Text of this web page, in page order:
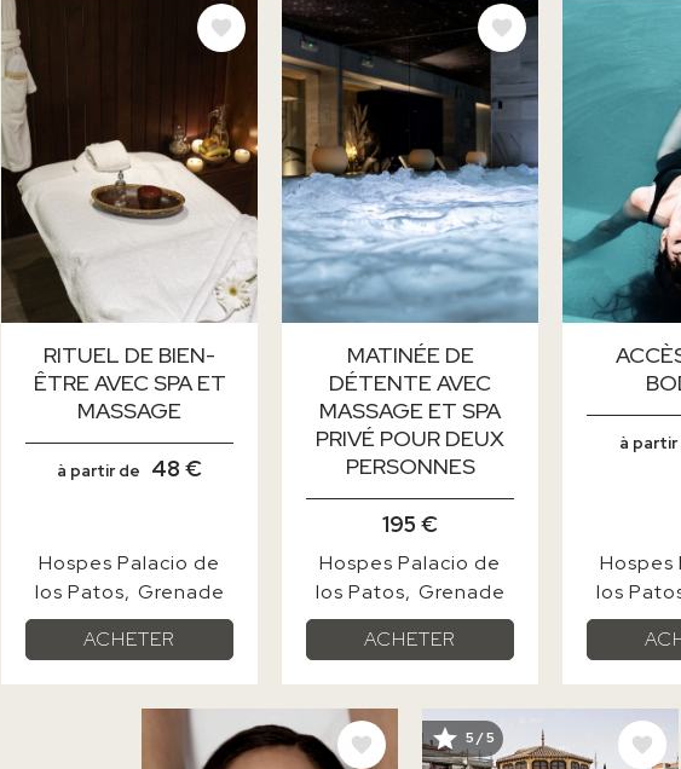
IMAGE
RITUEL DE BIEN-
ÊTRE AVEC SPA ET
MASSAGE
à partir de 48 €
Hospes Palacio de
los Patos Grenade
ACHETER
IMAGE
MATINÉE DE
DÉTENTE AVEC
MASSAGE ET SPA
PRIVÉ POUR DEUX
PERSONNES
195 €
Hospes Palacio de
los Patos Grenade
ACHETER
IMAGE
à partir
Hospes
los
IMAGE IMAGE
5 / 5